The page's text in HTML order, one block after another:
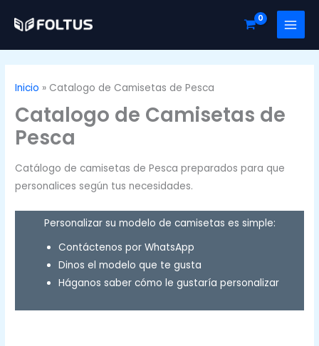
Inicio Catalogo de Camisetas de Pesca
Catalogo de Camisetas de
Pesca
Catálogo de camisetas de Pesca preparados para que
personalices según tus necesidades.
Personalizar su modelo de camisetas es simple:
Contáctenos por WhatsApp
Dinos el modelo que te gusta
Háganos saber cómo le gustaría personalizar